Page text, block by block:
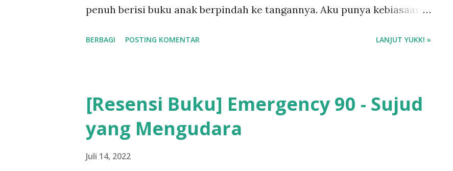
penuh berisi buku anak berpindah ke tangannya. Aku punya kebiasaan
saat aku kecil. Kini aku kembali memberi buku pada anaknya sebagai
bagian dari rasa terima kasih telah mengenalkan buku di masa kanak-
kanakku. Buku favorit (dokpri : @ilarizky)
BERBAGI POSTING KOMENTAR LANJUT YUKK! »
[Resensi Buku] Emergency 90 - Sujud
yang Mengudara
Juli 14, 2022